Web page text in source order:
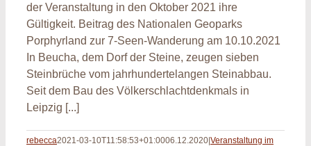
der Veranstaltung in den Oktober 2021 ihre
Gültigkeit. Beitrag des Nationalen Geoparks
Porphyrland zur 7-Seen-Wanderung am 10.10.2021
In Beucha, dem Dorf der Steine, zeugen sieben
Steinbrüche vom jahrhundertelangen Steinabbau.
Seit dem Bau des Völkerschlachtdenkmals in
Leipzig [...]
rebecca2021-03-10T11:58:53+01:0006.12.2020|Veranstaltung im